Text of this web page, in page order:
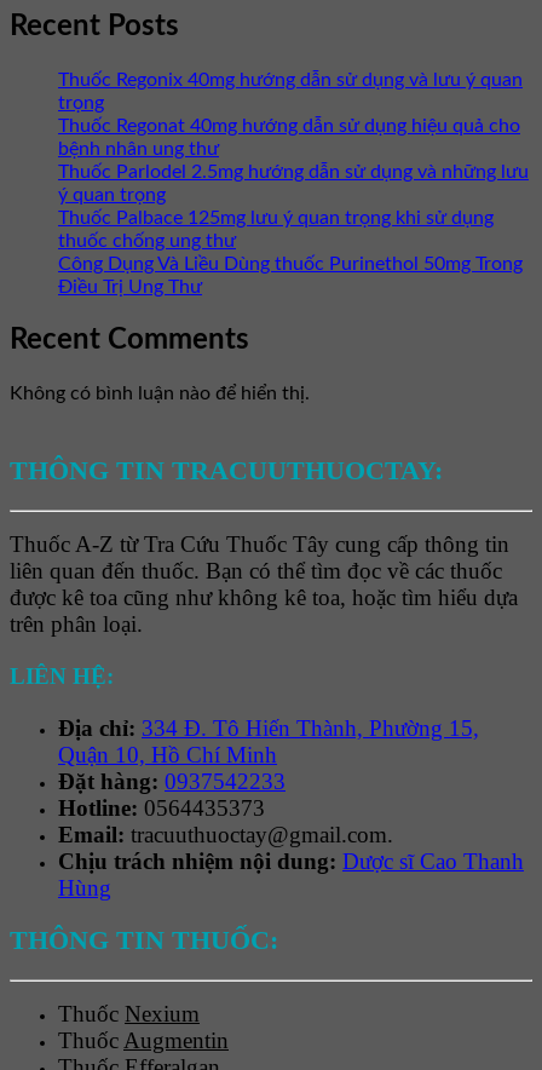
Recent Posts
Thuốc Regonix 40mg hướng dẫn sử dụng và lưu ý quan
trọng
Thuốc Regonat 40mg hướng dẫn sử dụng hiệu quả cho
bệnh nhân ung thư
Thuốc Parlodel 2.5mg hướng dẫn sử dụng và những lưu
ý quan trọng
Thuốc Palbace 125mg lưu ý quan trọng khi sử dụng
thuốc chống ung thư
Công Dụng Và Liều Dùng thuốc Purinethol 50mg Trong
Điều Trị Ung Thư
Recent Comments
Không có bình luận nào để hiển thị.
THÔNG TIN TRACUUTHUOCTAY:
Thuốc A-Z từ Tra Cứu Thuốc Tây cung cấp thông tin
liên quan đến thuốc. Bạn có thể tìm đọc về các thuốc
được kê toa cũng như không kê toa, hoặc tìm hiểu dựa
trên phân loại.
LIÊN HỆ:
Địa chỉ: 334 Đ. Tô Hiến Thành, Phường 15,
Quận 10, Hồ Chí Minh
Đặt hàng: 0937542233
Hotline: 0564435373
Email: tracuuthuoctay@gmail.com.
Chịu trách nhiệm nội dung: Dược sĩ Cao Thanh
Hùng
THÔNG TIN THUỐC:
Thuốc Nexium
Thuốc Augmentin